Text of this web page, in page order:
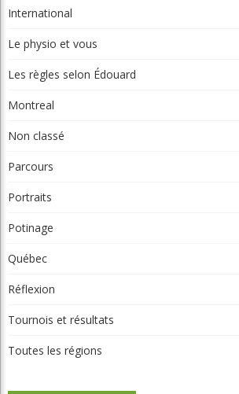
International
Le physio et vous
Les règles selon Édouard
Montreal
Non classé
Parcours
Portraits
Potinage
Québec
Réflexion
Tournois et résultats
Toutes les régions